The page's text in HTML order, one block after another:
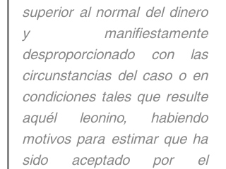
superior al normal del dinero
y manifiestamente
desproporcionado con las
circunstancias del caso o en
condiciones tales que resulte
aquél leonino, habiendo
motivos para estimar que ha
sido aceptado por el